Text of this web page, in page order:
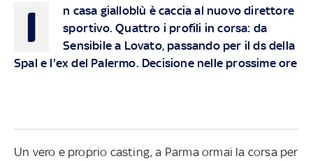
I
n casa gialloblù è caccia al nuovo direttore
sportivo. Quattro i profili in corsa: da
Sensibile a Lovato, passando per il ds della
Spal e l'ex del Palermo. Decisione nelle prossime ore
Un vero e proprio casting, a Parma ormai la corsa per